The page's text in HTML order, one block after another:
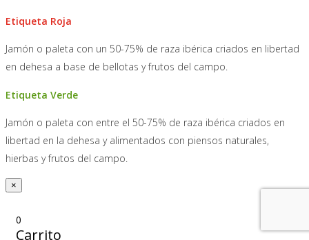
Etiqueta Roja
Jamón o paleta con un 50-75% de raza ibérica criados en libertad
en dehesa a base de bellotas y frutos del campo.
Etiqueta Verde
Jamón o paleta con entre el 50-75% de raza ibérica criados en
libertad en la dehesa y alimentados con piensos naturales,
hierbas y frutos del campo.
×
0
Carrito